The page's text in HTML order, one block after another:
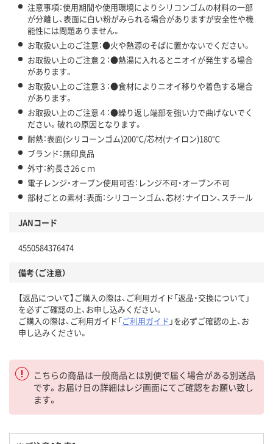
注意事項：使用期間や使用環境によりシリコンゴムの材料の一部
が分離し、表面に白い粉がみられる場合がありますが安全性や機
能性には問題ありません。
お取扱い上のご注意：●火や熱源のそばに置かないでください。
お取扱い上のご注意２：●熱湯に入れるとニオイが発生する場合
があります。
お取扱い上のご注意３：●食材によりニオイ移りや着色する場合
があります。
お取扱い上のご注意４：●繰り返し端部を強い力で曲げないでく
ださい。破れの原因となります。
耐熱：表面(シリコーンゴム)200℃/芯材(ナイロン)180℃
ブランド：無印良品
外寸：約長さ26ｃｍ
電子レンジ・オーブン使用可否：レンジ不可・オーブン不可
部材ごとの素材：表面：シリコーンゴム、芯材：ナイロン、スチール
JANコード
4550584376474
備考（ご注意）
【返品について】ご購入の際は、ご利用ガイド「返品・交換について」
を必ずご確認の上、お申し込みください。
ご購入の際は、ご利用ガイド「ご利用ガイド 」を必ずご確認の上、お
申し込みください。
こちらの商品は一般商品とは別便で届く場合がある別送品
です。お届け日の詳細はレジ画面にてご確認をお願い致し
ます。